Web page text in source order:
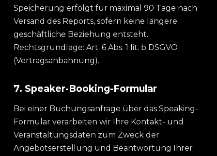
Speicherung erfolgt für maximal 90 Tage nach
Versand des Reports, sofern keine längere
geschäftliche Beziehung entsteht.
Rechtsgrundlage: Art. 6 Abs. 1 lit. b DSGVO
(Vertragsanbahnung).
7. Speaker-Booking-Formular
Bei einer Buchungsanfrage über das Speaking-
Formular verarbeiten wir Ihre Kontakt- und
Veranstaltungsdaten zum Zweck der
Angebotserstellung und Beantwortung Ihrer